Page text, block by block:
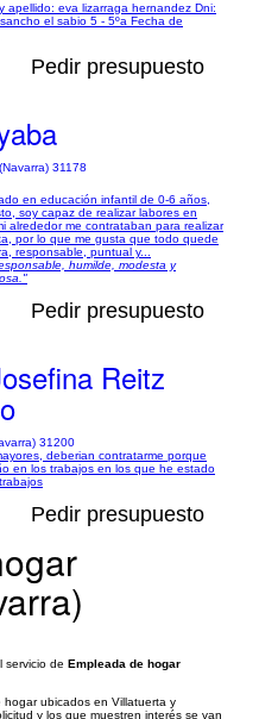
apellido: eva lizarraga hernandez Dni:
el sabio 5 - 5ºa Fecha de
Pedir presupuesto
31178
en educación infantil de 0-6 años,
soy capaz de realizar labores en
alrededor me contrataban para realizar
por lo que me gusta que todo quede
responsable, puntual y...
humilde, modesta y
Pedir presupuesto
Reitz
31200
deberian contratarme porque
en los trabajos en los que he estado
Pedir presupuesto
servicio de Empleada de hogar
ubicados en Villatuerta y
y los que muestren interés se van